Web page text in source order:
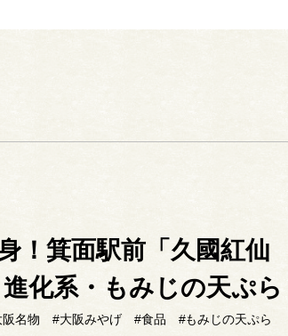
！箕面駅前「久國紅仙
化系・もみじの天ぷら
名物 #大阪みやげ #食品
#もみじの天ぷら